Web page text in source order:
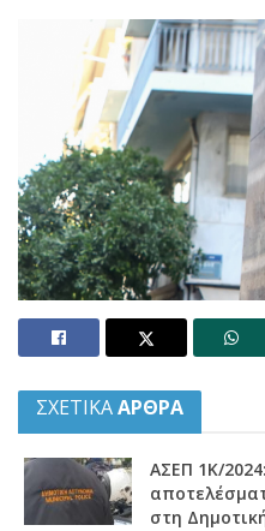
ΣΧΕΤΙΚΑΑΡΘΡΑ
ΑΣΕΠ 1Κ/
στη